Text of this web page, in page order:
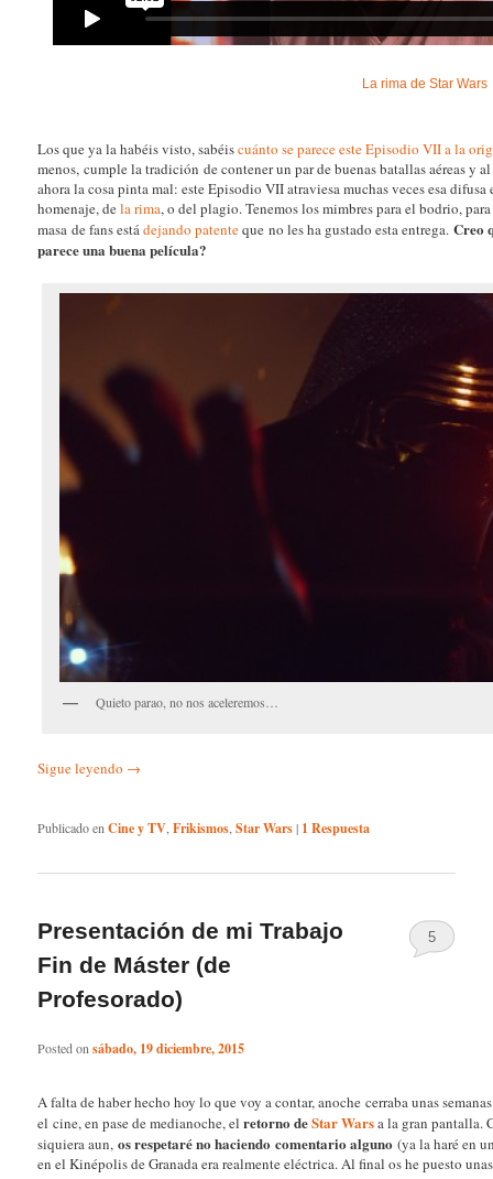
La rima de Star Wars
Los que ya la habéis visto, sabéiscuánto se parece este Episodio VII a la
menos, cumple la tradición de contener un par de buenas batallas aéreas y
ahora la cosa pinta mal: este Episodio VII atraviesa muchas veces esa
homenaje, dela rima, o del plagio. Tenemos los mimbres para el bodrio,
masa de fans estádejando patenteque no les ha gustado esta entrega.Creo
parece una buena película?
Quieto parao, no nos aceleremos…
Sigue leyendo →
Publicado en Cine y TV ,Frikismos ,Star Wars| 1 Respuesta
Presentación de mi Trabajo
Fin de Máster (de
Profesorado)
Posted onsábado, 19 diciembre, 2015
5
A falta de haber hecho hoy lo que voy a contar, anoche cerraba unas
el cine, en pase de medianoche, el retorno deStar Warsa la gran pantalla.
siquiera aun,os respetaré no haciendo comentario alguno(ya la haré en
en el Kinépolis de Granada era realmente eléctrica. Al final os he puesto